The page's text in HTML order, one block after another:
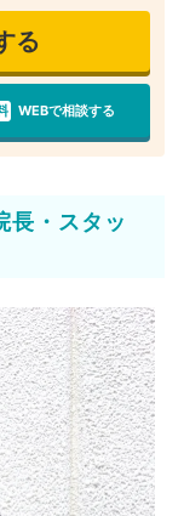
る
WEBで相談する
長・スタッ